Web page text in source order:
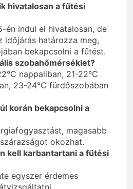
hivatalosan a fűtési
én indul el hivatalosan, de
időjárás határozza meg,
bekapcsolni a fűtést.
szobahőmérséklet?
nappaliban, 21-22°C
23-24°C fürdőszobában
korán bekapcsolni a
magasabb
okozhat.
kell karbantartani a fűtési
egyszer érdemes